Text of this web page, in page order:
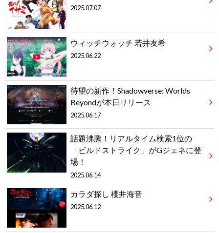
2025.07.07
ウィッチウォッチ 若井友希
2025.06.22
待望の新作！Shadowverse: Worlds
Beyondが本日リリース
2025.06.17
話題沸騰！リアルタイム検索1位の
「ビルドストライク」がGジェネに登
場！
2025.06.14
カラダ探し 櫻井海音
2025.06.12